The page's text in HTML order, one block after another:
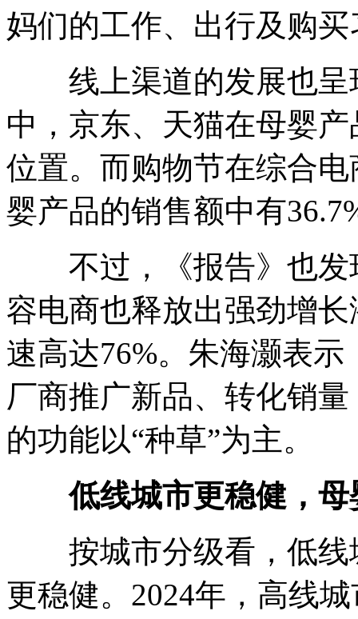
妈们的工作、出行及购
线上渠道的发展也呈
中，京东、天猫在母婴
位置。而购物节在综合
婴产品的销售额中有
不过，《报告》也发
容电商也释放出强劲增
速高达76%。朱海灏表
厂商推广新品、转化销
的功能以“种草”为主。
低线城市更稳健，
按城市分级看，低线
更稳健。2024年，高线